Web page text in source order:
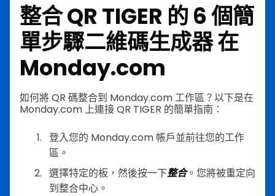
整合 QR TIGER 的 6 個簡
單步驟二維碼生成器在
Monday.com
如何將 QR 碼整合到 Monday.com 工作區？以下是在
Monday.com 上連接 QR TIGER 的簡單指南：
登入您的 Monday.com 帳戶並前往您的工作
區。
選擇特定的板，然後按一下整合。您將被重定向
到整合中心。